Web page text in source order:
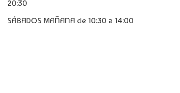
20:30
SÁBADOS MAÑANA de 10:30 a 14:00